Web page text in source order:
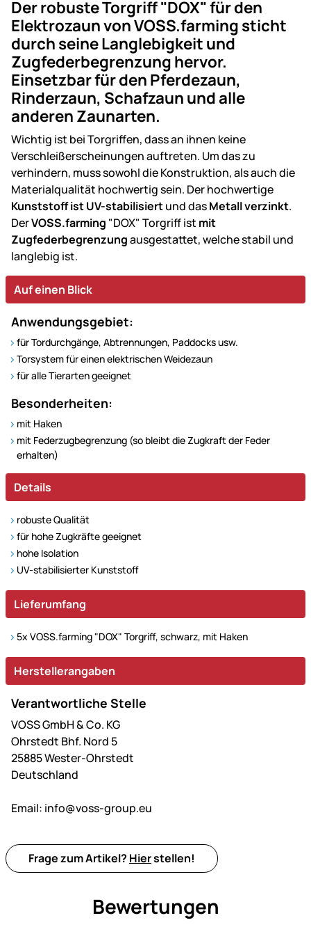
Der robuste Torgriff "DOX" für den
Elektrozaun von VOSS.farming sticht
durch seine Langlebigkeit und
Zugfederbegrenzung hervor.
Einsetzbar für den Pferdezaun,
Rinderzaun, Schafzaun und alle
anderen Zaunarten.
Wichtig ist bei Torgriffen, dass an ihnen keine
Verschleißerscheinungen auftreten. Um das zu
verhindern, muss sowohl die Konstruktion, als auch die
Materialqualität hochwertig sein. Der hochwertige
Kunststoff ist UV-stabilisiertund dasMetall verzinkt.
DerVOSS.farming "DOX" Torgriff ist mit
Zugfederbegrenzungausgestattet, welche stabil und
langlebig ist.
Auf einen Blick
Anwendungsgebiet:
für Tordurchgänge, Abtrennungen, Paddocks usw.
Torsystem für einen elektrischen Weidezaun
für alle Tierarten geeignet
Besonderheiten:
mit Haken
mit Federzugbegrenzung (so bleibt die Zugkraft der Feder
erhalten)
Details
robuste Qualität
für hohe Zugkräfte geeignet
hohe Isolation
UV-stabilisierter Kunststoff
Lieferumfang
5x VOSS.farming "DOX" Torgriff, schwarz, mit Haken
Herstellerangaben
Verantwortliche Stelle
VOSS GmbH & Co. KG
Ohrstedt Bhf. Nord 5
25885 Wester-Ohrstedt
Deutschland
Email: info@voss-group.eu
Frage zum Artikel? Hierstellen!
Bewertungen